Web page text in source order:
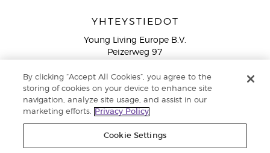
YHTEYSTIEDOT
Young Living Europe B.V.
Peizerweg 97
Netherlands
Ilmainen yhteydenotto lankanumeroista Suomesta
913 239
Email: asiakaspalvelu@youngliving.com
By clicking “Accept All Cookies”, you agree to the
storing of cookies on your device to enhance site
navigation, analyze site usage, and assist in our
marketing efforts.
Privacy Policy
Cookie Settings